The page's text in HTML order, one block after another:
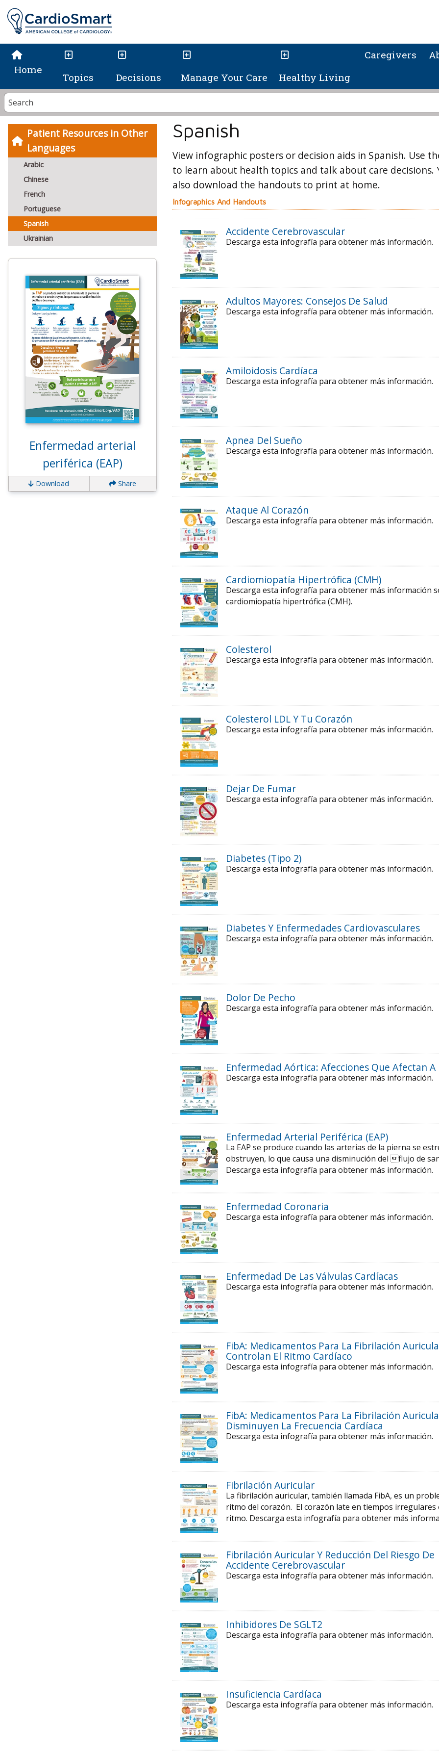
Home
Topics Decisions Manage Your Care Healthy Living
Caregivers
Patient Resources in Other
Languages
Arabic
Chinese
French
Portuguese
Spanish
Ukrainian
Enfermedad arterial
periférica (EAP)
Download Share
Spanish
View infographic posters or decision aids in Spanish. Use
to learn about health topics and talk about care decisions.
also download the handouts to print at home.
Infographics And Handouts
Accidente Cerebrovascular
Descarga esta infografía para obtener más información.
Adultos Mayores: Consejos De Salud
Descarga esta infografía para obtener más información.
Amiloidosis Cardíaca
Descarga esta infografía para obtener más información.
Apnea Del Sueño
Descarga esta infografía para obtener más información.
Ataque Al Corazón
Descarga esta infografía para obtener más información.
Cardiomiopatía Hipertrófica (CMH)
Descarga esta infografía para obtener más información
cardiomiopatía hipertrófica (CMH).
Colesterol
Descarga esta infografía para obtener más información.
Colesterol LDL Y Tu Corazón
Descarga esta infografía para obtener más información.
Dejar De Fumar
Descarga esta infografía para obtener más información.
Diabetes (Tipo 2)
Descarga esta infografía para obtener más información.
Diabetes Y Enfermedades Cardiovasculares
Descarga esta infografía para obtener más información.
Dolor De Pecho
Descarga esta infografía para obtener más información.
Enfermedad Aórtica: Afecciones Que Afectan A
Descarga esta infografía para obtener más información.
Enfermedad Arterial Periférica (EAP)
La EAP se produce cuando las arterias de la pierna se
obstruyen, lo que causa una disminución del flujo de
Descarga esta infografía para obtener más información.
Enfermedad Coronaria
Descarga esta infografía para obtener más información.
Enfermedad De Las Válvulas Cardíacas
Descarga esta infografía para obtener más información.
FibA: Medicamentos Para La Fibrilación
Controlan El Ritmo Cardíaco
Descarga esta infografía para obtener más información.
FibA: Medicamentos Para La Fibrilación
Disminuyen La Frecuencia Cardíaca
Descarga esta infografía para obtener más información.
Fibrilación Auricular
La fibrilación auricular, también llamada FibA, es un
ritmo del corazón. El corazón late en tiempos irregulares
ritmo. Descarga esta infografía para obtener más
Fibrilación Auricular Y Reducción Del Riesgo De
Accidente Cerebrovascular
Descarga esta infografía para obtener más información.
Inhibidores De SGLT2
Descarga esta infografía para obtener más información.
Insuficiencia Cardíaca
Descarga esta infografía para obtener más información.